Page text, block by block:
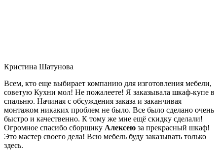
Кристина Шатунова
Всем, кто еще выбирает компанию для изготовления мебели,
советую Кухни мол! Не пожалеете! Я заказывала шкаф-купе в
спальню. Начиная с обсуждения заказа и заканчивая
монтажом никаких проблем не было. Все было сделано очень
быстро и качественно. К тому же мне ещё скидку сделали!
Огромное спасибо сборщику Алексею за прекрасный шкаф!
Это мастер своего дела! Всю мебель буду заказывать только
здесь.